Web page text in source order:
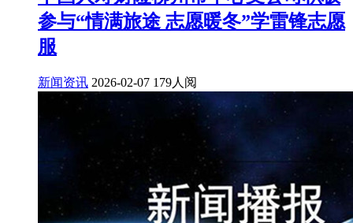
参与“情满旅途 志愿暖冬”学雷锋志愿
服
新闻资讯 2026-02-07 179人阅